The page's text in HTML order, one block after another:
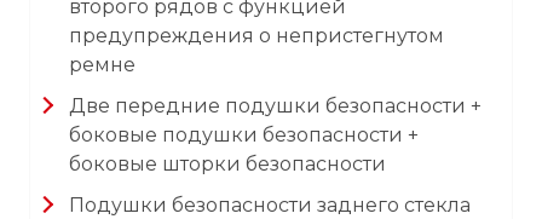
второго рядов с функцией
предупреждения о непристегнутом
ремне
Две передние подушки безопасности +
боковые подушки безопасности +
боковые шторки безопасности
Подушки безопасности заднего стекла